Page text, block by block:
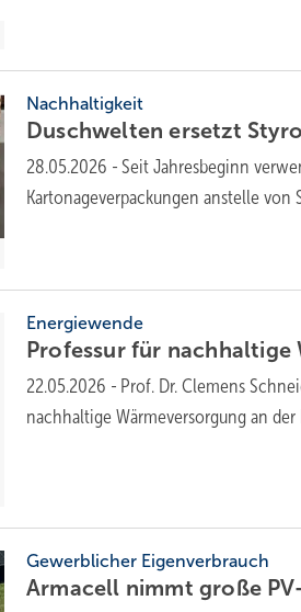
Nachhaltigkeit
Duschwelten er­setzt
28.05.2026 - Seit Jahresbeginn
Kartonageverpackungen anstelle von
Energiewende
Professur für
22.05.2026 - Prof. Dr. Clemens
nachhaltige Wärmeversorgung an
Gewerblicher Eigenverbrauch
Armacell nimmt große